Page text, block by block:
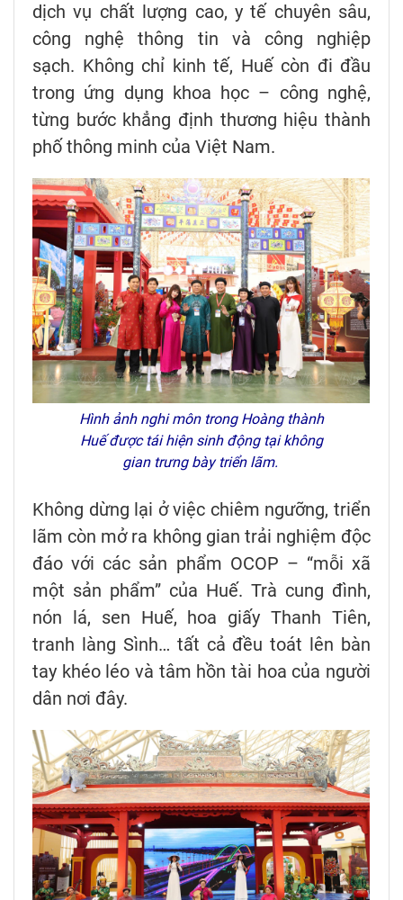
dịch vụ chất lượng cao, y tế chuyên sâu,
công nghệ thông tin và công nghiệp
sạch. Không chỉ kinh tế, Huế còn đi đầu
trong ứng dụng khoa học – công nghệ,
từng bước khẳng định thương hiệu thành
phố thông minh của Việt Nam.
Hình ảnh nghi môn trong Hoàng thành
Huế được tái hiện sinh động tại không
gian trưng bày triển lãm.
Không dừng lại ở việc chiêm ngưỡng, triển
lãm còn mở ra không gian trải nghiệm độc
đáo với các sản phẩm OCOP – “mỗi xã
một sản phẩm” của Huế. Trà cung đình,
nón lá, sen Huế, hoa giấy Thanh Tiên,
tranh làng Sình… tất cả đều toát lên bàn
tay khéo léo và tâm hồn tài hoa của người
dân nơi đây.